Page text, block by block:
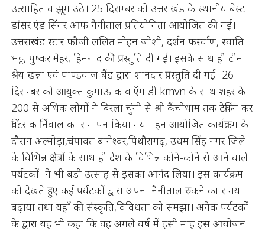
उत्साहित व झूम उठे। 25 दिसम्बर को उत्तराखंड के स्थानीय बेस्ट
डांसर एंड सिंगर आफ नैनीताल प्रतियोगिता आयोजित की गई।
उत्तराखंड स्टार फौजी ललित मोहन जोशी, दर्शन फर्स्वाण, स्वाति
भट्ट, पुष्कर मेहर, हिमनाद की प्रस्तुति दी गई। इसके साथ ही टीम
श्रेय खन्ना एवं पाण्डवाज बैंड द्वारा शानदार प्रस्तुति दी गई। 26
दिसम्बर को आयुक्त कुमाऊ क व ऍम डी kmvn के साथ शहर के
200 से अधिक लोगों ने बिरला चुंगी से श्री कैंचीधाम तक टेकिंग कर
विंटर कार्निवाल का समापन किया गया। इन आयोजित कार्यक्रम के
दौरान अल्मोड़ा,चंपावत बागेश्वर,पिथौरागढ़, उधम सिंह नगर जिले
के विभिन्न क्षेत्रों के साथ ही देश के विभिन्न कोने-कोने से आने वाले
पर्यटकों ने भी बड़ी उत्साह से इसका आनंद लिया। इस कार्यक्रम
को देखते हुए कई पर्यटकों द्वारा अपना नैनीताल रुकने का समय
बढ़ाया तथा यहॉं की संस्कृति,विविधता को समझा। अनेक पर्यटकों
के द्वारा यह भी कहा कि वह अगले वर्ष में इसी माह इस आयोजन